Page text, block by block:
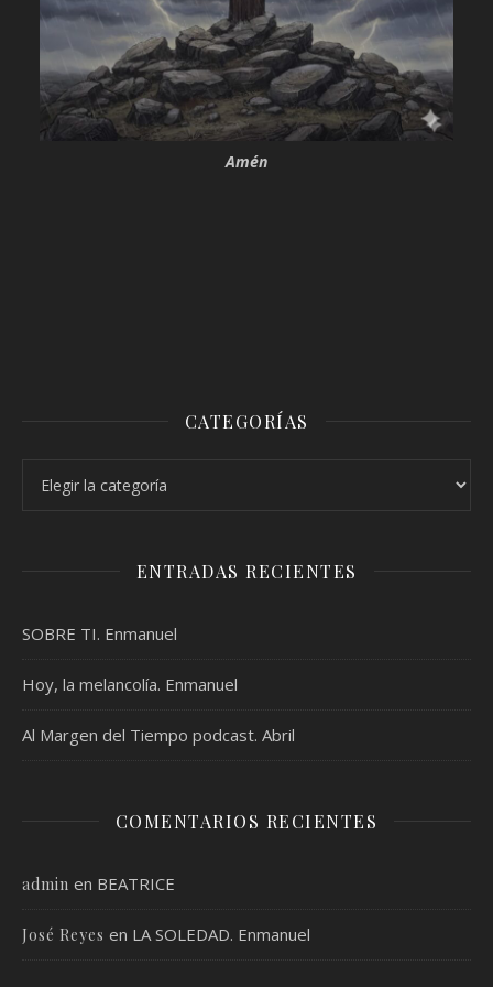
Amén
CATEGORÍAS
ENTRADAS RECIENTES
SOBRE TI. Enmanuel
Hoy, la melancolía. Enmanuel
Al Margen del Tiempo podcast. Abril
COMENTARIOS RECIENTES
admin en BEATRICE
José Reyes en LA SOLEDAD. Enmanuel